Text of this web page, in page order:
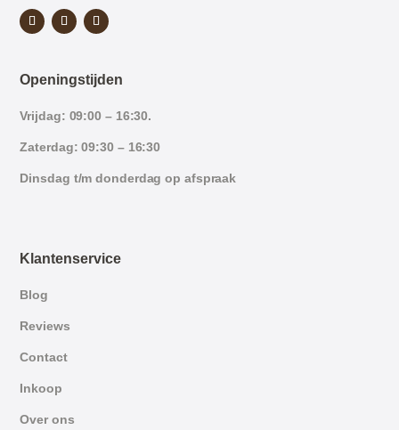
Openingstijden
Vrijdag: 09:00 – 16:30.
Zaterdag: 09:30 – 16:30
Dinsdag t/m donderdag op afspraak
Klantenservice
Blog
Reviews
Contact
Inkoop
Over ons